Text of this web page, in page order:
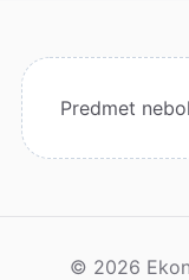
Predmet
© 2026